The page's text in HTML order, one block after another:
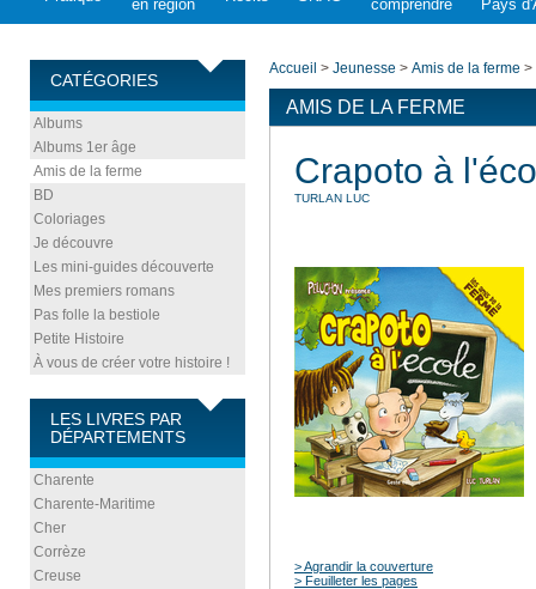
en région
comprendre
Pays
CATÉGORIES
Albums
Albums 1er âge
Amis de la ferme
BD
Coloriages
Je découvre
Les mini-guides découverte
Mes premiers romans
Pas folle la bestiole
Petite Histoire
À vous de créer votre histoire !
LES LIVRES PAR
DÉPARTEMENTS
Charente
Charente-Maritime
Cher
Corrèze
Creuse
Accueil > Jeunesse > Amis de la ferme >
AMIS DE LA FERME
Crapoto à
TURLAN LUC
> Agrandir la couverture
> Feuilleter les pages